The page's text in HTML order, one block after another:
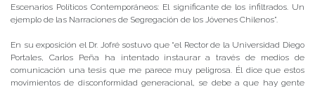
Escenarios Políticos Contemporáneos: El significante de los infiltrados. Un
ejemplo de las Narraciones de Segregación de los Jóvenes Chilenos”.
En su exposición el Dr. Jofré sostuvo que “el Rector de la Universidad Diego
Portales, Carlos Peña ha intentado instaurar a través de medios de
comunicación una tesis que me parece muy peligrosa. Él dice que estos
movimientos de disconformidad generacional, se debe a que hay gente